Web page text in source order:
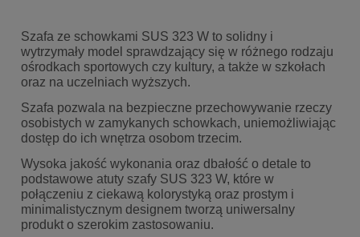
Szafa ze schowkami SUS 323 W to solidny i
wytrzymały model sprawdzający się w różnego rodzaju
ośrodkach sportowych czy kultury, a także w szkołach
oraz na uczelniach wyższych.
Szafa pozwala na bezpieczne przechowywanie rzeczy
osobistych w zamykanych schowkach, uniemożliwiając
dostęp do ich wnętrza osobom trzecim.
Wysoka jakość wykonania oraz dbałość o detale to
podstawowe atuty szafy SUS 323 W, które w
połączeniu z ciekawą kolorystyką oraz prostym i
minimalistycznym designem tworzą uniwersalny
produkt o szerokim zastosowaniu.